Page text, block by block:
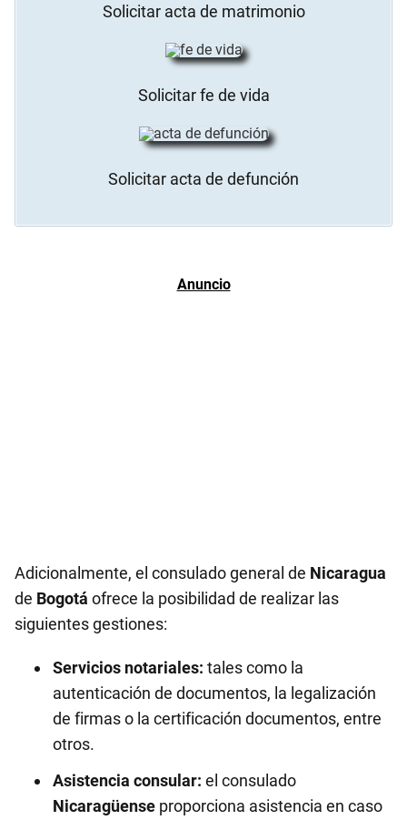
Solicitar acta de matrimonio
Solicitar fe de vida
Solicitar acta de defunción
Adicionalmente, el consulado general de Nicaragua
de Bogotá ofrece la posibilidad de realizar las
siguientes gestiones:
Servicios notariales: tales como la
autenticación de documentos, la legalización
de firmas o la certificación documentos, entre
otros.
Asistencia consular: el consulado
Nicaragüense proporciona asistencia en caso